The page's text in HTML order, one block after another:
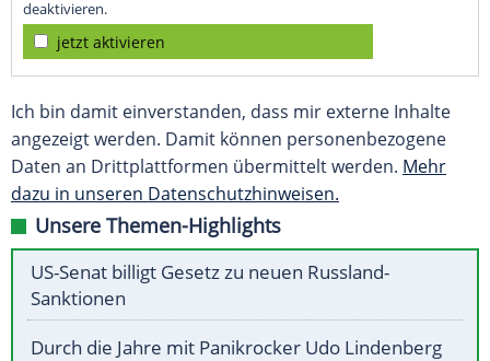
deaktivieren.
jetzt aktivieren
Ich bin damit einverstanden, dass mir externe Inhalte
angezeigt werden. Damit können personenbezogene
Daten an Drittplattformen übermittelt werden. Mehr
dazu in unseren Datenschutzhinweisen.
Unsere Themen-Highlights
US-Senat billigt Gesetz zu neuen Russland-
Sanktionen
Durch die Jahre mit Panikrocker Udo Lindenberg